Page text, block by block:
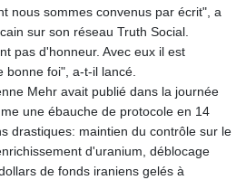
nous sommes convenus par écrit", a
sur son réseau Truth Social.
pas d'honneur. Avec eux il est
bonne foi", a-t-il lancé.
Mehr avait publié dans la journée
une ébauche de protocole en 14
drastiques: maintien du contrôle sur le
d'uranium, déblocage
de fonds iraniens gelés à